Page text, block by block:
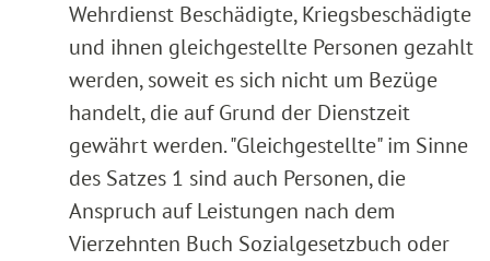
Wehrdienst Beschädigte, Kriegsbeschädigte
und ihnen gleichgestellte Personen gezahlt
werden, soweit es sich nicht um Bezüge
handelt, die auf Grund der Dienstzeit
gewährt werden. "Gleichgestellte" im Sinne
des Satzes 1 sind auch Personen, die
Anspruch auf Leistungen nach dem
Vierzehnten Buch Sozialgesetzbuch oder